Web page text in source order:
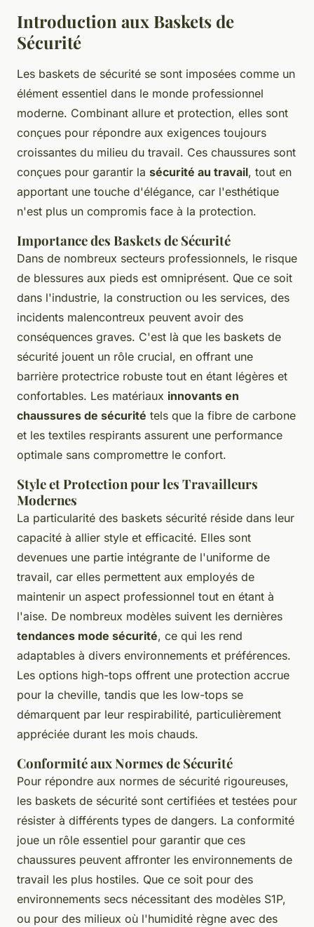
Introduction aux Baskets de
Sécurité
Les baskets de sécurité se sont imposées comme un
élément essentiel dans le monde professionnel
moderne. Combinant allure et protection, elles sont
conçues pour répondre aux exigences toujours
croissantes du milieu du travail. Ces chaussures sont
conçues pour garantir la sécurité au travail, tout en
apportant une touche d'élégance, car l'esthétique
n'est plus un compromis face à la protection.
Importance des Baskets de Sécurité
Dans de nombreux secteurs professionnels, le risque
de blessures aux pieds est omniprésent. Que ce soit
dans l'industrie, la construction ou les services, des
incidents malencontreux peuvent avoir des
conséquences graves. C'est là que les baskets de
sécurité jouent un rôle crucial, en offrant une
barrière protectrice robuste tout en étant légères et
confortables. Les matériaux innovants en
chaussures de sécurité tels que la fibre de carbone
et les textiles respirants assurent une performance
optimale sans compromettre le confort.
Style et Protection pour les Travailleurs
Modernes
La particularité des baskets sécurité réside dans leur
capacité à allier style et efficacité. Elles sont
devenues une partie intégrante de l'uniforme de
travail, car elles permettent aux employés de
maintenir un aspect professionnel tout en étant à
l'aise. De nombreux modèles suivent les dernières
tendances mode sécurité, ce qui les rend
adaptables à divers environnements et préférences.
Les options high-tops offrent une protection accrue
pour la cheville, tandis que les low-tops se
démarquent par leur respirabilité, particulièrement
appréciée durant les mois chauds.
Conformité aux Normes de Sécurité
Pour répondre aux normes de sécurité rigoureuses,
les baskets de sécurité sont certifiées et testées pour
résister à différents types de dangers. La conformité
joue un rôle essentiel pour garantir que ces
chaussures peuvent affronter les environnements de
travail les plus hostiles. Que ce soit pour des
environnements secs nécessitant des modèles S1P,
ou pour des milieux où l'humidité règne avec des